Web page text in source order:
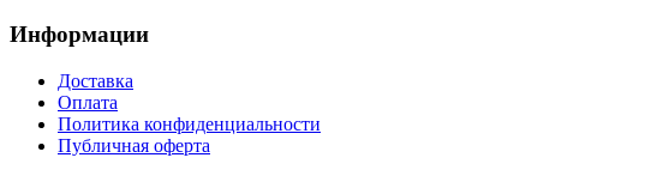
Информации
Доставка
Оплата
Политика конфиденциальности
Публичная оферта